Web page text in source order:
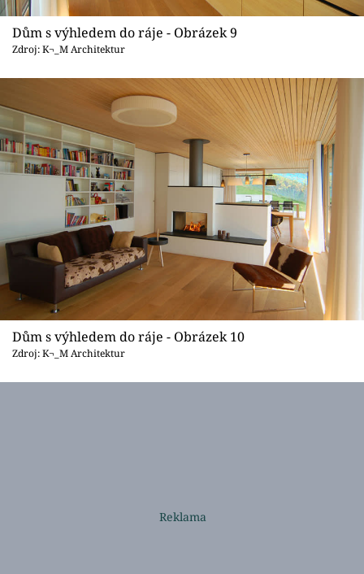
Dům s výhledem do ráje - Obrázek 9
Zdroj: K¬_M Architektur
Dům s výhledem do ráje - Obrázek 10
Zdroj: K¬_M Architektur